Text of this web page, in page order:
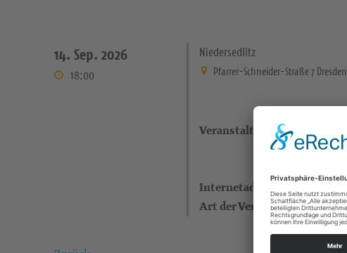
14. Sep. 2026
18:00
Niedersedlitz
Pfarrer-Schneider-Straße 7 Dresden
Veranstaltungsort
Internetadresse
Art der Veranstaltung